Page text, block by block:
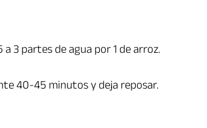
3 partes de agua por 1 de arroz.
40-45 minutos y deja reposar.